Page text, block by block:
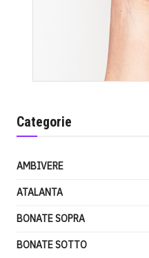
Categorie
AMBIVERE
ATALANTA
BONATE SOPRA
BONATE SOTTO